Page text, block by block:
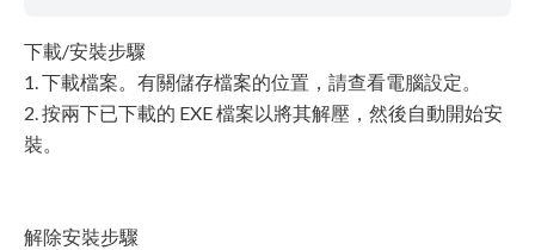
下載/安裝步驟
1. 下載檔案。有關儲存檔案的位置，請查看電腦設定。
2. 按兩下已下載的 EXE 檔案以將其解壓，然後自動開始安
裝。
解除安裝步驟